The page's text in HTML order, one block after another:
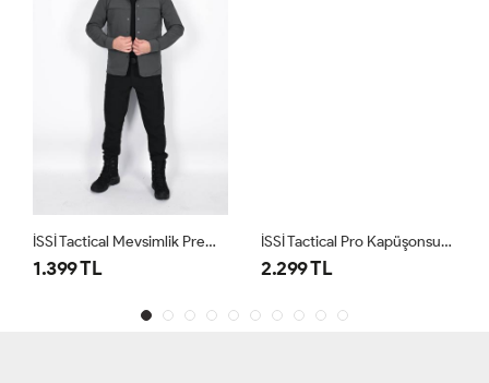
İSSİ Tactical Mevsimlik Premium Ceket Antrasit
1.399 TL
İSSİ Tactical Pro Kapüşonsuz Mevsimlik Mont Siyah
2.299 TL